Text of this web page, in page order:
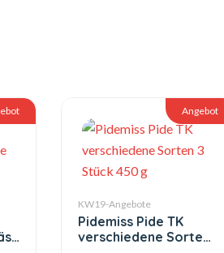
Angebot
KW19-Angebote
Pidemiss Pide TK
verschiedene Sorten